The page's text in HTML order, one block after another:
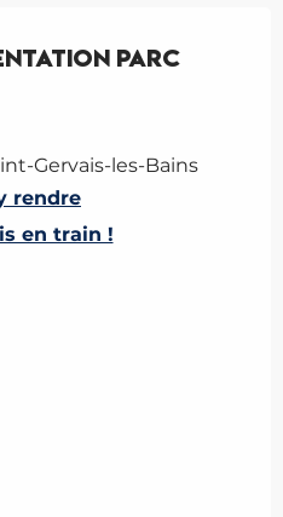
Parc
Gervais-les-Bains
rendre
en train !